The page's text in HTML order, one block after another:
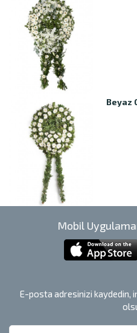
Beyaz
Mobil
E-posta adresinizi kaydedin,